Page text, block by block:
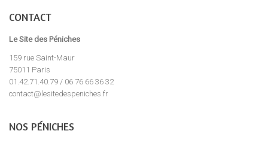
CONTACT
Le Site des Péniches
159 rue Saint-Maur
75011 Paris
01.42.71.40.79 / 06 76 66 36 32
contact@lesitedespeniches.fr
NOS PÉNICHES